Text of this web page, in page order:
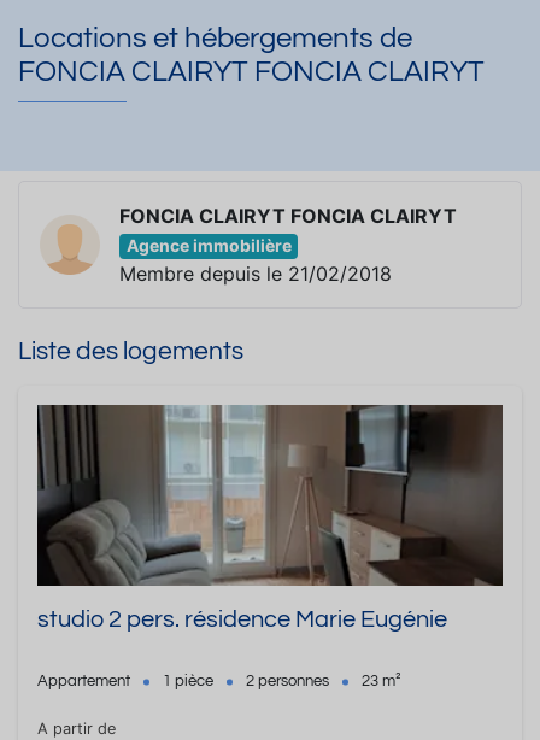
Locations et hébergements de
FONCIA CLAIRYT FONCIA CLAIRYT
FONCIA CLAIRYT FONCIA CLAIRYT
Agence immobilière
Membre depuis le 21/02/2018
Liste des logements
studio 2 pers. résidence Marie Eugénie
Appartement 1 pièce 2 personnes 23 m²
A partir de